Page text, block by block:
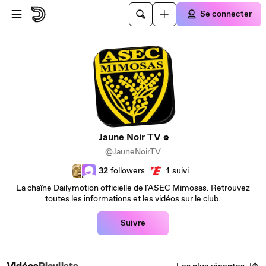
Passer au contenu principal
Se connecter
Jaune Noir TV
@JauneNoirTV
32 followers 1 suivi
La chaîne Dailymotion officielle de l'ASEC Mimosas. Retrouvez
toutes les informations et les vidéos sur le club.
Suivre